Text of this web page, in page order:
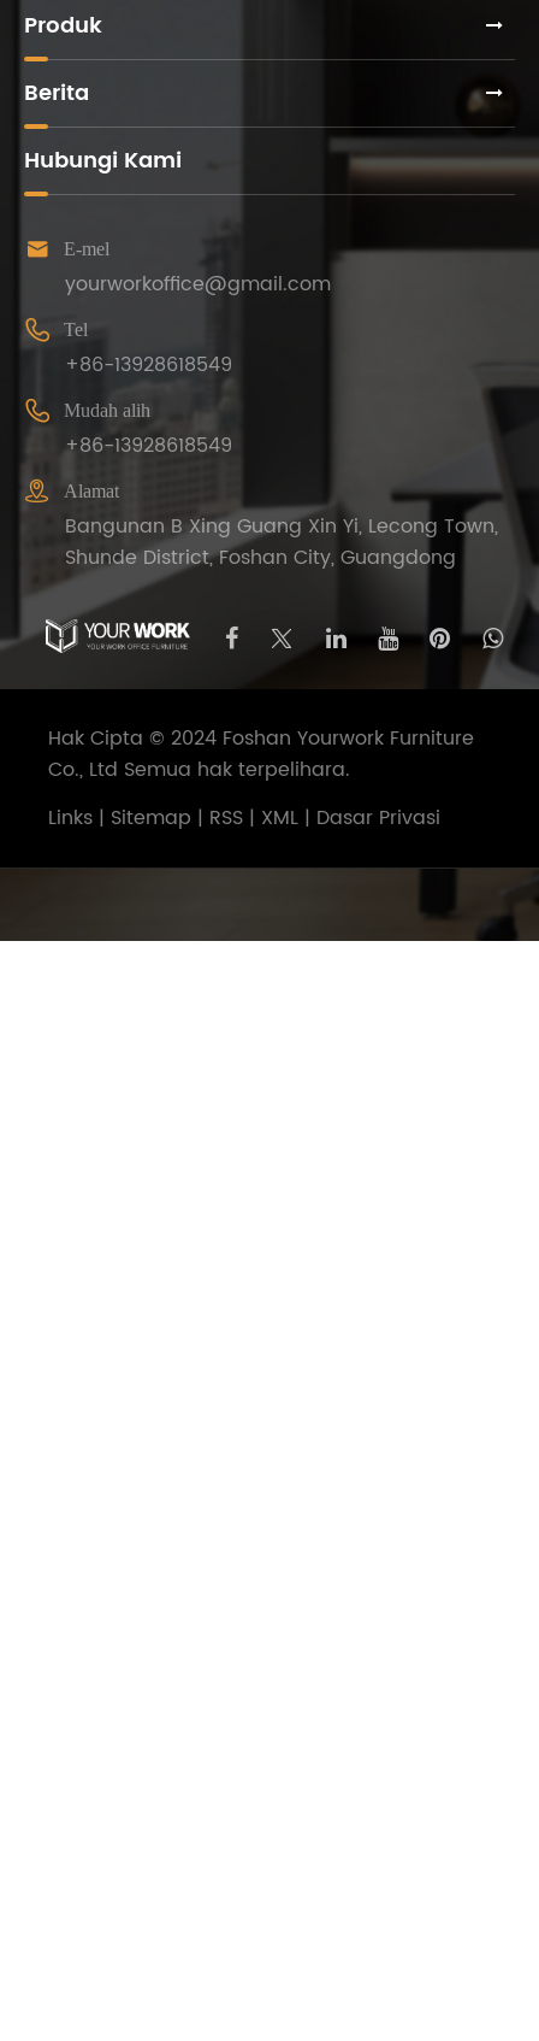
Produk
Berita
Hubungi Kami
 E-mel
yourworkoffice@gmail.com
 Tel
+86-13928618549
 Mudah alih
+86-13928618549
 Alamat
Bangunan B Xing Guang Xin Yi, Lecong Town,
Shunde District, Foshan City, Guangdong
Hak Cipta © 2024 Foshan Yourwork Furniture
Co., Ltd Semua hak terpelihara.
Links | Sitemap | RSS | XML | Dasar Privasi